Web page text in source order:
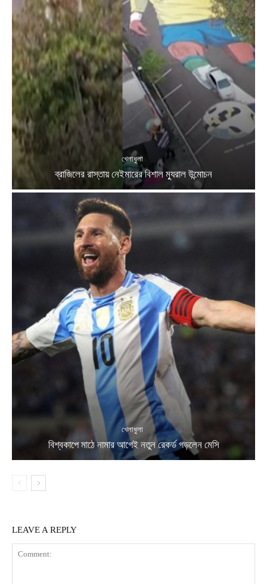
খেলাধুলা
ব্রাজিলের রাস্তায় নেইমারের বিশাল ম্যুরাল উন্মোচন
খেলাধুলা
বিশ্বকাপে মাঠে নামার আগেই নতুন রেকর্ড গড়লেন মেসি
LEAVE A REPLY